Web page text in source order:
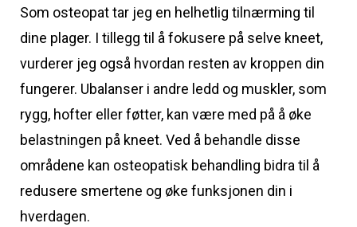
Som osteopat tar jeg en helhetlig tilnærming til
dine plager. I tillegg til å fokusere på selve kneet,
vurderer jeg også hvordan resten av kroppen din
fungerer. Ubalanser i andre ledd og muskler, som
rygg, hofter eller føtter, kan være med på å øke
belastningen på kneet. Ved å behandle disse
områdene kan osteopatisk behandling bidra til å
redusere smertene og øke funksjonen din i
hverdagen.